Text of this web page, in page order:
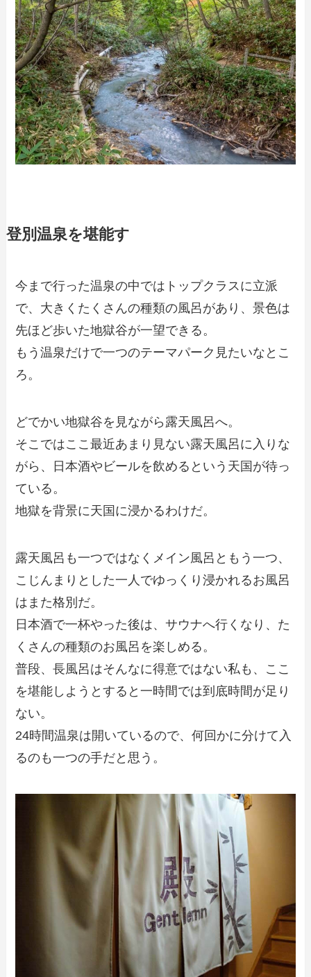
登別温泉を堪能す
今まで行った温泉の中ではトップクラスに立派
で、大きくたくさんの種類の風呂があり、景色は
先ほど歩いた地獄谷が一望できる。
もう温泉だけで一つのテーマパーク見たいなとこ
ろ。
どでかい地獄谷を見ながら露天風呂へ。
そこではここ最近あまり見ない露天風呂に入りな
がら、日本酒やビールを飲めるという天国が待っ
ている。
地獄を背景に天国に浸かるわけだ。
露天風呂も一つではなくメイン風呂ともう一つ、
こじんまりとした一人でゆっくり浸かれるお風呂
はまた格別だ。
日本酒で一杯やった後は、サウナへ行くなり、た
くさんの種類のお風呂を楽しめる。
普段、長風呂はそんなに得意ではない私も、ここ
を堪能しようとすると一時間では到底時間が足り
ない。
24時間温泉は開いているので、何回かに分けて入
るのも一つの手だと思う。